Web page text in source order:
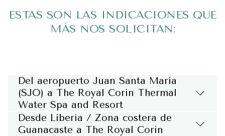
ESTAS SON LAS INDICACIONES QUE
MÁS NOS SOLICITAN:
Del aeropuerto Juan Santa María
(SJO) a The Royal Corin Thermal
Water Spa and Resort
Desde Liberia / Zona costera de
Guanacaste a The Royal Corin